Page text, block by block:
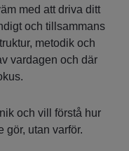
med att driva ditt
och tillsammans
metodik och
vardagen och där
och vill förstå hur
gör, utan varför.